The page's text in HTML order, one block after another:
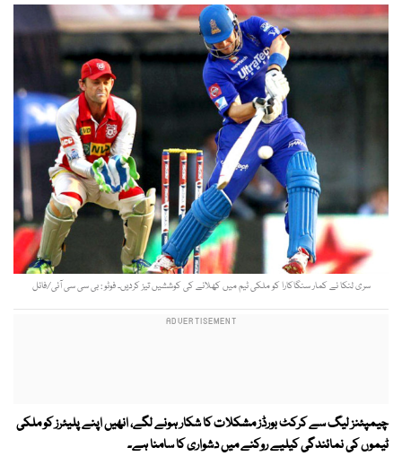
سری لنکا نے کمار سنگاکارا کو ملکی ٹیم میں کھلانے کی کوششیں تیز کردیں۔ فوٹو : بی سی سی آئی/فائل
چیمپئنز لیگ سے کرکٹ بورڈز مشکلات کا شکار ہونے لگے، انھیں اپنے پلیئرز کو ملکی
ٹیموں کی نمائندگی کیلیے روکنے میں دشواری کا سامنا ہے۔